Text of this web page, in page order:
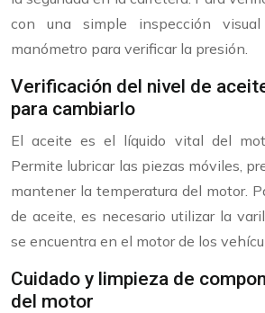
con una simple inspección
manómetro para verificar la presión.
Verificación del nivel de
para cambiarlo
El aceite es el líquido vital del
Permite lubricar las piezas móviles,
mantener la temperatura del motor.
de aceite, es necesario utilizar la
se encuentra en el motor de los
Cuidado y limpieza de
del motor